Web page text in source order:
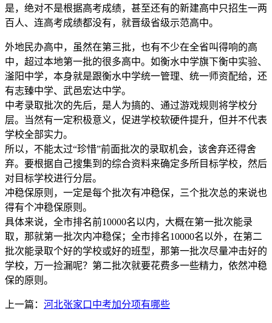
是，绝对不是根据高考成绩，甚至还有的新建高中只招生一两
百人、连高考成绩都没有，就晋级省级示范高中。
外地民办高中，虽然在第三批，也有不少在全省叫得响的高
中，超过本地第一批的很多高中。如衡水中学旗下衡中实验、
滏阳中学，本身就是跟衡水中学统一管理、统一师资配给，还
有志臻中学、武邑宏达中学。
中考录取批次的先后，是人为搞的、通过游戏规则将学校分
层。当然有一定积极意义，促进学校软硬件提升，但并不代表
学校全部实力。
所以，不能太过“珍惜”前面批次的录取机会，该舍弃还得舍
弃。要根据自己搜集到的综合资料来确定多所目标学校，然后
对目标学校进行分层。
冲稳保原则，一定是每个批次有冲稳保，三个批次总的来说也
得有个冲稳保原则。
具体来说，全市排名前10000名以内，大概在第一批次能录
取，那就第一批次内冲稳保；全市排名10000名以外，在第二
批次能录取个好的学校或好的班型，那第一批次尽量冲击好的
学校，万一捡漏呢？第二批次就要花费多一些精力，依然冲稳
保的原则。
上一篇： 河北张家口中考加分项有哪些